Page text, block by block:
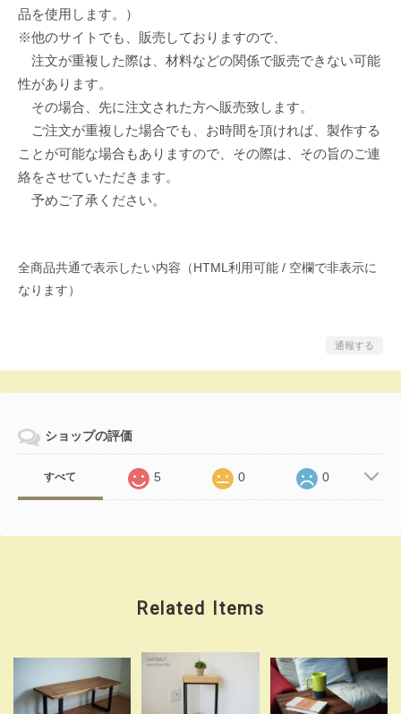
品を使用します。）
※他のサイトでも、販売しておりますので、
注文が重複した際は、材料などの関係で販売できない可能
性があります。
その場合、先に注文された方へ販売致します。
ご注文が重複した場合でも、お時間を頂ければ、製作する
ことが可能な場合もありますので、その際は、その旨のご連
絡をさせていただきます。
予めご了承ください。
全商品共通で表示したい内容（HTML利用可能 / 空欄で非表示に
なります）
通報する
ショップの評価
すべて 5 0 0
Related Items